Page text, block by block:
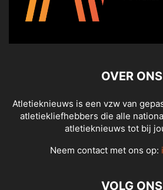
OVER ONS
Atletieknieuws is een vzw van
atletiekliefhebbers die alle
atletieknieuws tot bij
Neem contact met ons op:
VOLG ONS